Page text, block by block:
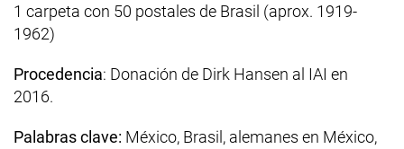
1 carpeta con 50 postales de Brasil (aprox. 1919-
1962)
Procedencia: Donación de Dirk Hansen al IAI en
2016.
Palabras clave: México, Brasil, alemanes en México,